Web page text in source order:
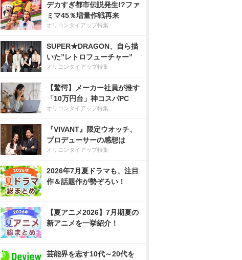
デカすぎ都市伝説発生!?ファ
ミマ45％増量作戦再来
オリコンタイアップ特集
SUPER★DRAGON、自ら描
いた”レトロフューチャー”
オリコンタイアップ特集
【驚愕】メーカー社員が推す
「10万円台」神コスパPC
オリコンタイアップ特集
『VIVANT』限定ウオッチ、
プロデューサーの感想は
オリコンタイアップ特集
2026年7月夏ドラマも、注目
作＆話題作が勢ぞろい！
【夏アニメ2026】7月期夏の
新アニメを一挙紹介！
芸能界を志す10代～20代を